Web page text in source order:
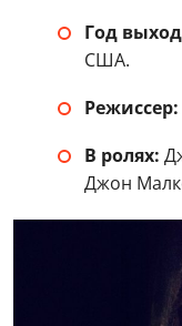
Год
США.
Режиссер:
В ролях:
Джон